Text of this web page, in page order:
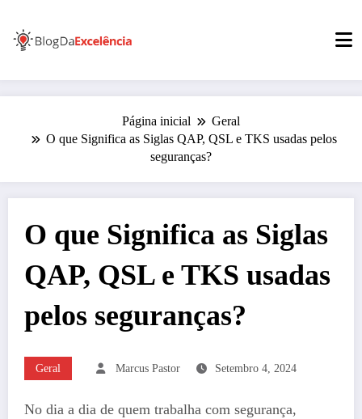
para
conteúdo
Página inicial
Geral
O que Significa as Siglas QAP, QSL e TKS usadas pelos
seguranças?
O que Significa as Siglas
QAP, QSL e TKS usadas
pelos seguranças?
Geral Marcus Pastor Setembro 4, 2024
No dia a dia de quem trabalha com segurança,